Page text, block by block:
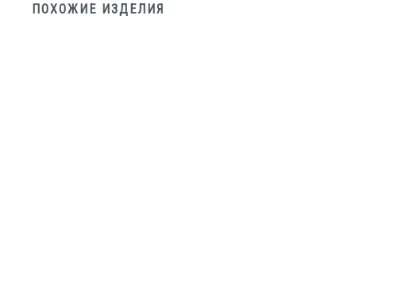
ПОХОЖИЕ ИЗДЕЛИЯ